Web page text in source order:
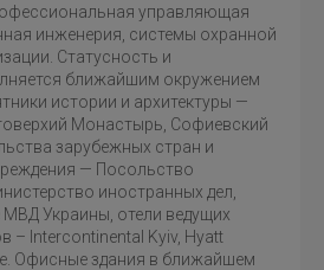
управляющая
инженерия, системы охранной
Статусность и
ближайшим окружением
истории и архитектуры —
Монастырь, Софиевский
зарубежных стран и
— Посольство
иностранных дел,
МВД Украины, отели ведущих
– Intercontinental Kyiv, Hyatt
Офисные здания в ближайшем